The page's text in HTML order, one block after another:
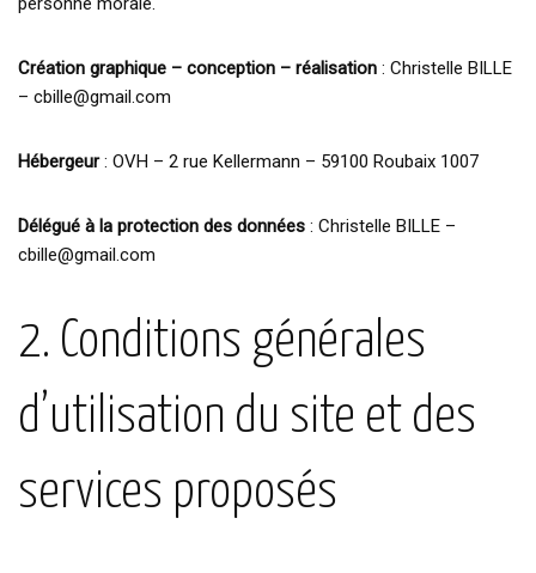
Création graphique – conception – réalisation : Christelle BILLE
– cbille@gmail.com
Hébergeur: OVH – 2 rue Kellermann – 59100 Roubaix 1007
Délégué à la protection des données : Christelle BILLE –
cbille@gmail.com
2. Conditions générales
d’utilisation du site et des
services proposés